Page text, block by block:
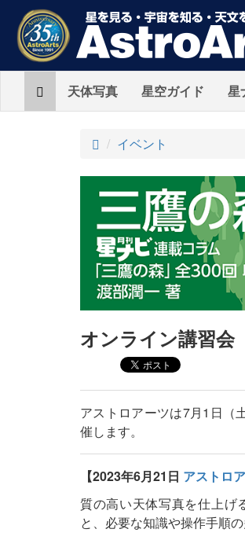
Home天体写真 星空ガイド 星
ト
プ
イベント
オンライン講習会
アストロアーツは7月1日（
催します。
【2023年6月21日 アストロ
質の高い天体写真を仕上げ
と、必要な知識や操作手順